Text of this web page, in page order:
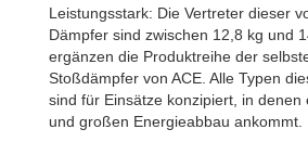
beidseitig
CA4EU-S
Leistungsstark: Die Vertreter dieser
Dämpfer sind zwischen 12,8 kg und
ergänzen die Produktreihe der
Stoßdämpfer von ACE. Alle Typen
sind für Einsätze konzipiert, in denen
und großen Energieabbau ankommt.